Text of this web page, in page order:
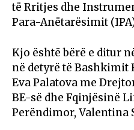
të Rritjes dhe
Para-Anëtarësimit
Kjo është bërë e ditur
në detyrë të Bashkimit
Eva Palatova me
BE-së dhe Fqinjësinë
Perëndimor, Valentina